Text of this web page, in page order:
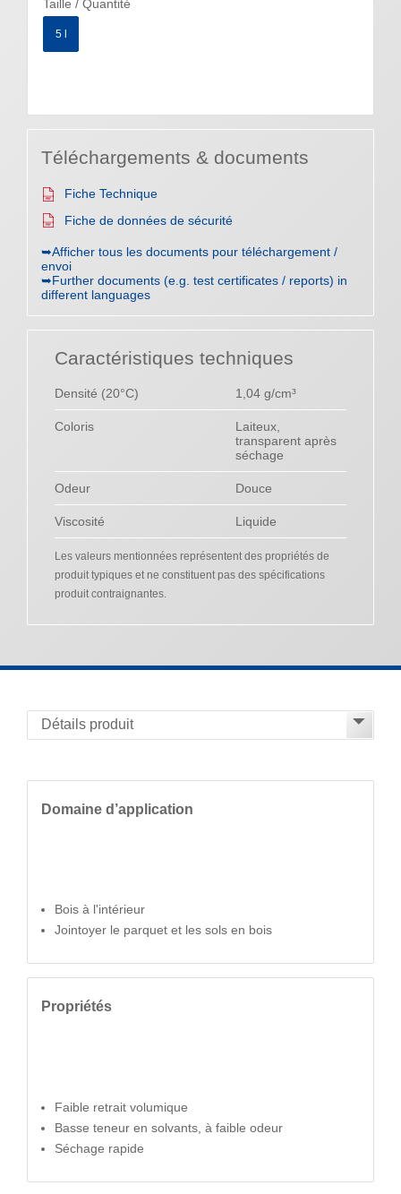
Taille / Quantité
5 l
Téléchargements & documents
Fiche Technique
Fiche de données de sécurité
➥Afficher tous les documents pour téléchargement /
envoi
➥Further documents (e.g. test certificates / reports) in
different languages
Caractéristiques techniques
Densité (20°C) 1,04 g/cm³
Coloris
Laiteux,
transparent après
séchage
Odeur Douce
Viscosité Liquide
Les valeurs mentionnées représentent des propriétés de
produit typiques et ne constituent pas des spécifications
produit contraignantes.
Domaine d’application
Bois à l'intérieur
Jointoyer le parquet et les sols en bois
Propriétés
Faible retrait volumique
Basse teneur en solvants, à faible odeur
Séchage rapide